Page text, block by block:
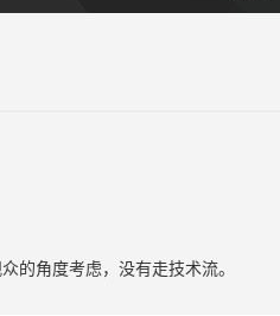
的角度考虑，没有走技术流。